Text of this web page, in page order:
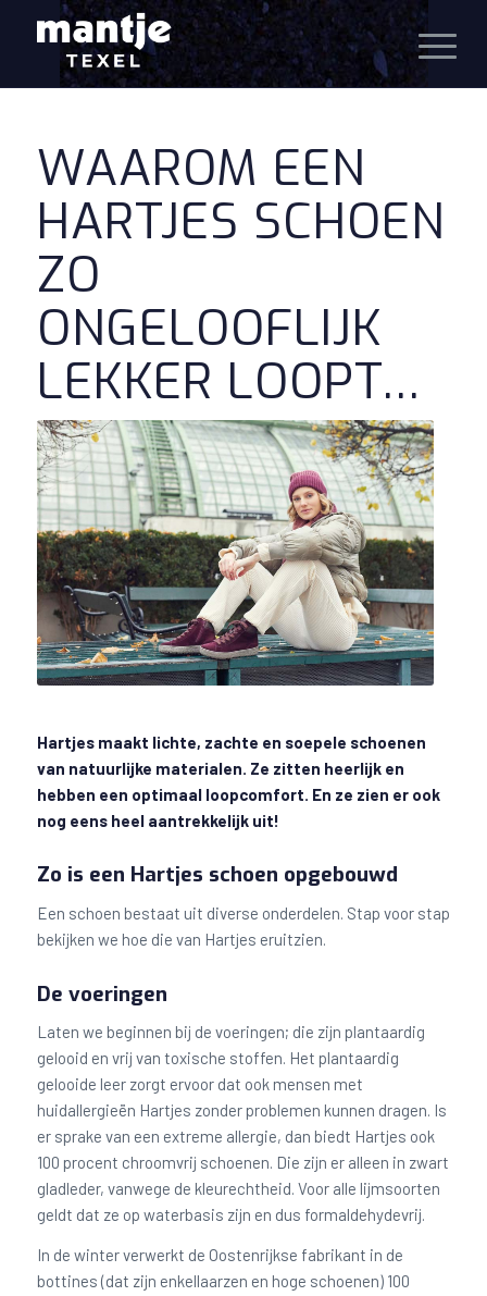
WAAROM EEN
HARTJES SCHOEN
ZO
ONGELOOFLIJK
LEKKER LOOPT…
Hartjes maakt lichte, zachte en soepele schoenen
van natuurlijke materialen. Ze zitten heerlijk en
hebben een optimaal loopcomfort. En ze zien er ook
nog eens heel aantrekkelijk uit!
Zo is een Hartjes schoen opgebouwd
Een schoen bestaat uit diverse onderdelen. Stap voor stap
bekijken we hoe die van Hartjes eruitzien.
De voeringen
Laten we beginnen bij de voeringen; die zijn plantaardig
gelooid en vrij van toxische stoffen. Het plantaardig
gelooide leer zorgt ervoor dat ook mensen met
huidallergieën Hartjes zonder problemen kunnen dragen. Is
er sprake van een extreme allergie, dan biedt Hartjes ook
100 procent chroomvrij schoenen. Die zijn er alleen in zwart
gladleder, vanwege de kleurechtheid. Voor alle lijmsoorten
geldt dat ze op waterbasis zijn en dus formaldehydevrij.
In de winter verwerkt de Oostenrijkse fabrikant in de
bottines (dat zijn enkellaarzen en hoge schoenen) 100